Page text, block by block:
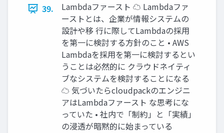
39.
Lambdaファースト ☁ Lambdaファ
ーストとは、企業が情報システムの
設計や移 行に際してLambdaの採用
を第一に検討する方針のこと • AWS
Lambdaを採用を第一に検討するとい
うことは必然的に クラウドネイティ
ブなシステムを検討することになる
☁ 気づいたらcloudpackのエンジニ
アはLambdaファースト な思考にな
っていた • 社内で「制約」と「実績」
の浸透が暗黙的に始まっている